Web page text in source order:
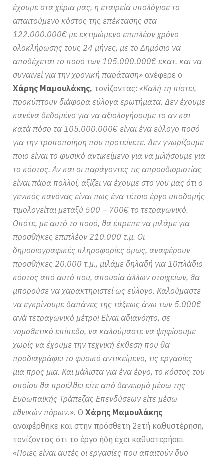
έχουμε στα χέρια μας, η εταιρεία υπολόγισε το
απαιτούμενο κόστος της επέκτασης στα
122.000.000€ με εκτιμώμενο επιπλέον χρόνο
ολοκλήρωσης τους 24 μήνες, με το Δημόσιο να
αποδέχεται το ποσό των 105.000.000€ εκατ. και να
συναινεί για την χρονική παράταση» ανέφερε ο
Χάρης Μαμουλάκης, τονίζοντας:«Καλή τη πίστει,
προκύπτουν διάφορα εύλογα ερωτήματα. Δεν έχουμε
κανένα δεδομένο για να αξιολογήσουμε το αν και
κατά πόσο τα 105.000.000€ είναι ένα εύλογο ποσό
για την τροποποίηση που προτείνετε. Δεν γνωρίζουμε
ποιο είναι το φυσικό αντικείμενο για να μιλήσουμε για
το κόστος. Αν και οι παράγοντες τις απροσδιοριστίας
είναι πάρα πολλοί, αξίζει να έχουμε στο νου μας ότι ο
γενικός κανόνας είναι πως ένα τέτοιο έργο υποδομής
τιμολογείται μεταξύ 500 – 700€ το τετραγωνικό.
Οπότε, με αυτό το ποσό, θα έπρεπε να μιλάμε για
προσθήκες επιπλέον 210.000 τ.μ. Οι
δημοσιογραφικές πληροφορίες όμως, αναφέρουν
προσθήκες 20.000 τ.μ., μιλάμε δηλαδή για 10πλάδιο
κόστος από αυτό που, απουσία άλλων στοιχείων, θα
μπορούσε να χαρακτηριστεί ως εύλογο. Καλούμαστε
να εγκρίνουμε δαπάνες της τάξεως άνω των 5.000€
ανά τετραγωνικό μέτρο! Είναι αδιανόητο, σε
νομοθετικό επίπεδο, να καλούμαστε να ψηφίσουμε
χωρίς να έχουμε την τεχνική έκθεση που θα
προδιαγράφει το φυσικό αντικείμενο, τις εργασίες
μια προς μια. Και μάλιστα για ένα έργο, το κόστος του
οποίου θα προέλθει είτε από δανεισμό μέσω της
Ευρωπαϊκής Τράπεζας Επενδύσεων είτε μέσω
εθνικών πόρων.». ΟΧάρης Μαμουλάκης
αναφέρθηκε και στην πρόσθετη 2ετή καθυστέρηση,
τονίζοντας ότι το έργο ήδη έχει καθυστερήσει.
«Ποιες είναι αυτές οι εργασίες που απαιτούν δυο